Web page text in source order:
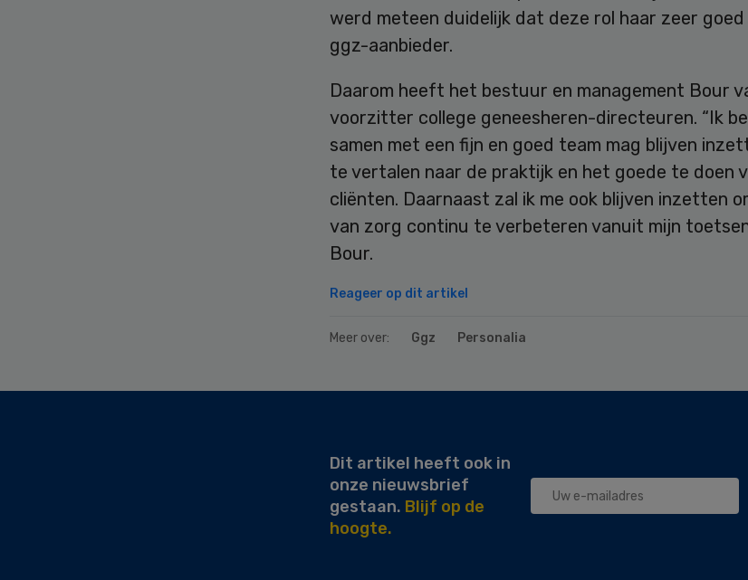
werd meteen duidelijk dat deze rol haar zeer goed
ggz-aanbieder.
Daarom heeft het bestuur en management Bour
voorzitter college geneesheren-directeuren. “Ik
samen met een fijn en goed team mag blijven
te vertalen naar de praktijk en het goede te doen
cliënten. Daarnaast zal ik me ook blijven inzetten
van zorg continu te verbeteren vanuit mijn
Bour.
Reageer op dit artikel
Meer over: Ggz Personalia
Dit artikel heeft ook in
onze nieuwsbrief
gestaan. Blijf op de
hoogte.